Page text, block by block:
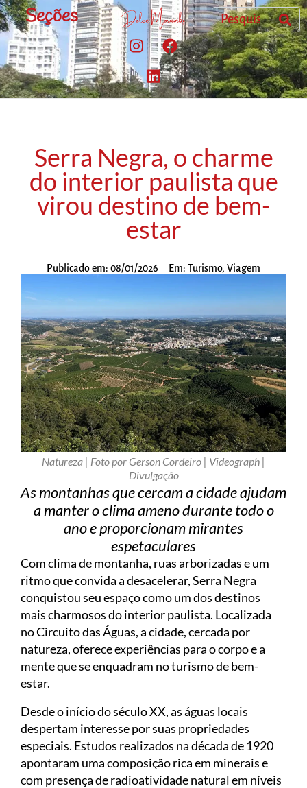
Seções
Serra Negra, o charme
do interior paulista que
virou destino de bem-
estar
Publicado em: 08/01/2026 Em: Turismo, Viagem
Natureza | Foto por Gerson Cordeiro | Videograph |
Divulgação
As montanhas que cercam a cidade ajudam
a manter o clima ameno durante todo o
ano e proporcionam mirantes
espetaculares
Com clima de montanha, ruas arborizadas e um
ritmo que convida a desacelerar, Serra Negra
conquistou seu espaço como um dos destinos
mais charmosos do interior paulista. Localizada
no Circuito das Águas, a cidade, cercada por
natureza, oferece experiências para o corpo e a
mente que se enquadram no turismo de bem-
estar.
Desde o início do século XX, as águas locais
despertam interesse por suas propriedades
especiais. Estudos realizados na década de 1920
apontaram uma composição rica em minerais e
com presença de radioatividade natural em níveis